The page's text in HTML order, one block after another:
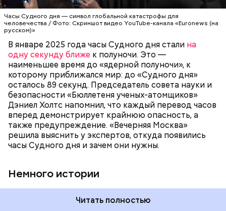
Часы Судного дня — символ глобальной катастрофы для
человечества / Фото: Скриншот видео YouTube-канала «Euronews (на
русском)»
В январе 2025 года часы Судного дня стали на
одну секунду ближе к полуночи. Это —
наименьшее время до «ядерной полуночи», к
которому приближался мир: до «Судного дня»
осталось 89 секунд. Председатель совета науки и
безопасности «Бюллетеня ученых-атомщиков»
Дэниел Холтс напомнил, что каждый перевод часов
вперед демонстрирует крайнюю опасность, а
также предупреждение. «Вечерняя Москва»
решила выяснить у экспертов, откуда появились
часы Судного дня и зачем они нужны.
Немного истории
ядерного оружия. Согласно концепции, сама
катастрофа произойдет, когда минутная стрелка
достигнет полуночи. За всю историю их
как ближе, так и дальше от полуночи. Но в 2018
году часы Судного дня впервые за очень долгое
время показали свое самое близкое к катастрофе
время — без двух минут полночь. Вторая холодная
война между США и уже Россией стала обыденным
предметом обсуждения для аналитиков со всего
мира. Но, помимо перспективы отправиться в
«атомный рай», с 2007 года на стрелку часов
влияет еще одна глобальная угроза —
климатические изменения.
бочке сложа руки:
Читать полностью
АПОКАЛИПСИС КАТАСТРОФЫ